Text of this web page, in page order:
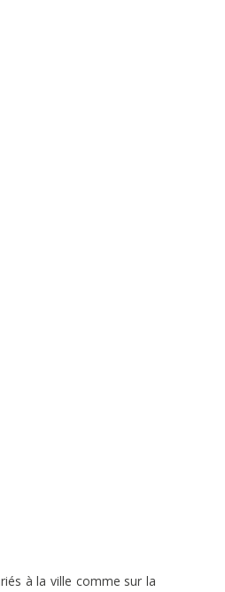
à la ville comme sur la